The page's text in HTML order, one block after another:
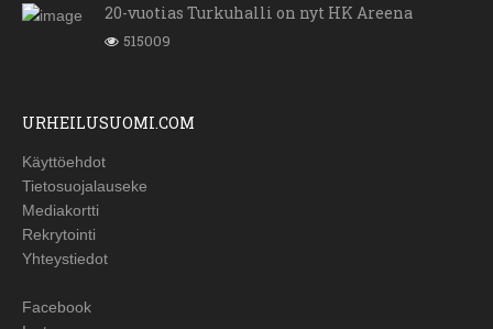
20-vuotias Turkuhalli on nyt HK Areena
515009
URHEILUSUOMI.COM
Käyttöehdot
Tietosuojalauseke
Mediakortti
Rekrytointi
Yhteystiedot
Facebook